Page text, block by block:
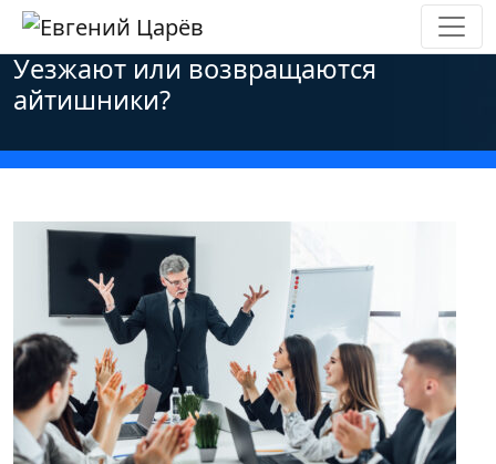
Главная»Новости»Оффтоп
Уезжают или возвращаются
айтишники?